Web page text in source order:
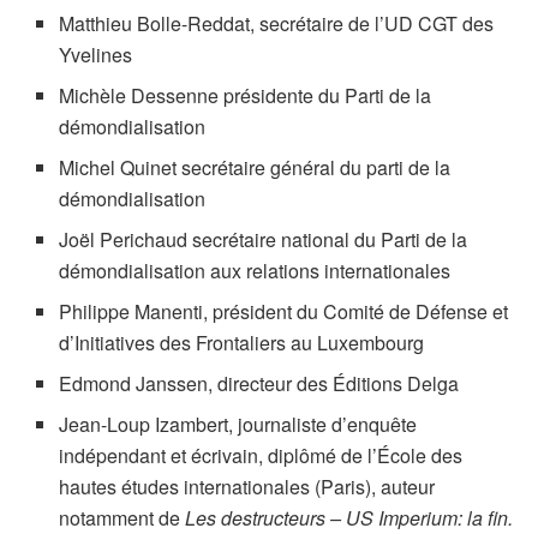
Matthieu Bolle-Reddat, secrétaire de l’UD CGT des
Yvelines
Michèle Dessenne présidente du Parti de la
démondialisation
Michel Quinet secrétaire général du parti de la
démondialisation
Joël Perichaud secrétaire national du Parti de la
démondialisation aux relations internationales
Philippe Manenti, président du Comité de Défense et
d’Initiatives des Frontaliers au Luxembourg
Edmond Janssen, directeur des Éditions Delga
Jean-Loup Izambert, journaliste d’enquête
indépendant et écrivain, diplômé de l’École des
hautes études internationales (Paris), auteur
notamment deLes destructeurs – US Imperium: la fin.